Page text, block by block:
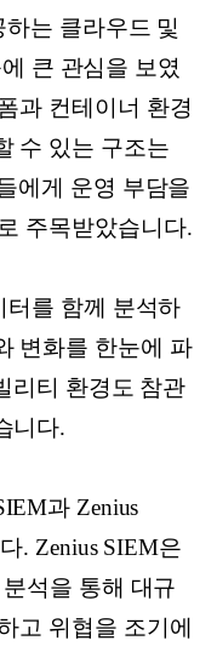
하는 클라우드 및
큰 관심을 보였
과 컨테이너 환경
수 있는 구조는
에게 운영 부담을
주목받았습니다.
터를 함께 분석하
변화를 한눈에 파
리티 환경도 참관
니다.
과 Zenius
. Zenius SIEM은
석을 통해 대규
고 위협을 조기에